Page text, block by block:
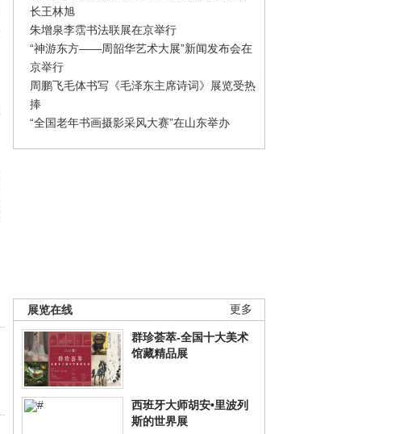
长王林旭
朱增泉李霑书法联展在京举行
“神游东方——周韶华艺术大展”新闻发布会在
京举行
周鹏飞毛体书写《毛泽东主席诗词》展览受热
捧
“全国老年书画摄影采风大赛”在山东举办
更多
展览在线
群珍荟萃-全国十大美术
馆藏精品展
西班牙大师胡安•里波列
斯的世界展